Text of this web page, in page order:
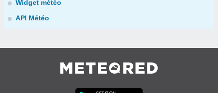
Widget météo
API Météo